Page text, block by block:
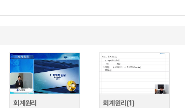
회계원리
회계원리(1)